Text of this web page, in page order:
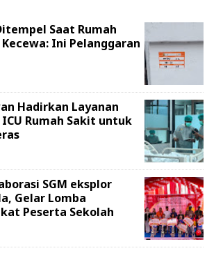
Saat Rumah
Ini Pelanggaran
Hadirkan Layanan
ICU Rumah Sakit untuk
SGM eksplor
Gelar Lomba
Peserta Sekolah